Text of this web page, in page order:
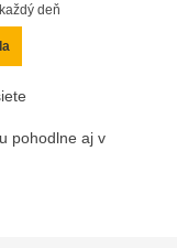
deň
pohodlne aj v